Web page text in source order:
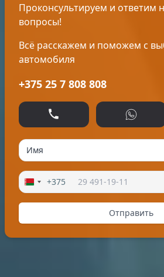
Проконсультируем и ответим
вопросы!
Всё расскажем и поможем с
автомобиля
+375 25 7 808 808
Позвонить
+375
Отправить